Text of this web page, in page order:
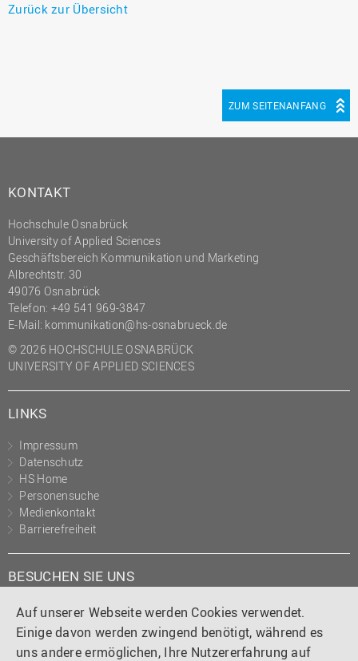
Auf unserer Webseite werden Cookies verwendet.
Einige davon werden zwingend benötigt, während es
uns andere ermöglichen, Ihre Nutzererfahrung auf
Zurück zur Übersicht
ZUM SEITENANFANG
KONTAKT
Hochschule Osnabrück
University of Applied Sciences
Geschäftsbereich Kommunikation und Marketing
Albrechtstr. 30
49076 Osnabrück
Telefon: +49 541 969-3847
E-Mail: kommunikation@hs-osnabrueck.de
© 2026 HOCHSCHULE OSNABRÜCK
UNIVERSITY OF APPLIED SCIENCES
LINKS
Impressum
Datenschutz
HS Home
Personensuche
Medienkontakt
Barrierefreiheit
BESUCHEN SIE UNS
Instagram
TiktokLinkedIn
YouTube
Facebook